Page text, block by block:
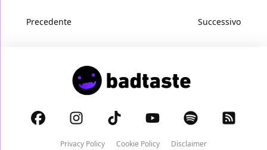
Precedente Successivo
Privacy Policy Cookie Policy
Disclaimer